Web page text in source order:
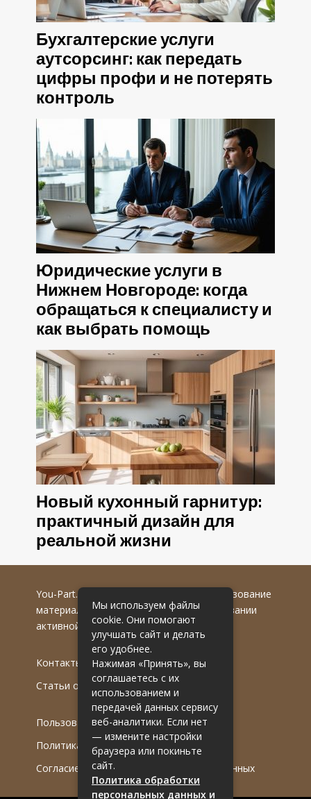
Бухгалтерские услуги
аутсорсинг: как передать
цифры профи и не потерять
контроль
Юридические услуги в
Нижнем Новгороде: когда
обращаться к специалисту и
как выбрать помощь
Новый кухонный гарнитур:
практичный дизайн для
реальной жизни
You-Part.ru
© 2016-2022 гг. Любое использование
материалов допускается только при указании
активной гиперссылки на первоисточник.
Контакты
Статьи от эксперта
Пользовательское соглашение
Политика обработки ПДн
Согласие на обработку персональных данных
Мы используем файлы
cookie. Они помогают
улучшать сайт и делать
его удобнее.
Нажимая «Принять», вы
соглашаетесь с их
использованием и
передачей данных сервису
веб-аналитики. Если нет
— измените настройки
браузера или покиньте
сайт.
Политика обработки
персональных данных и